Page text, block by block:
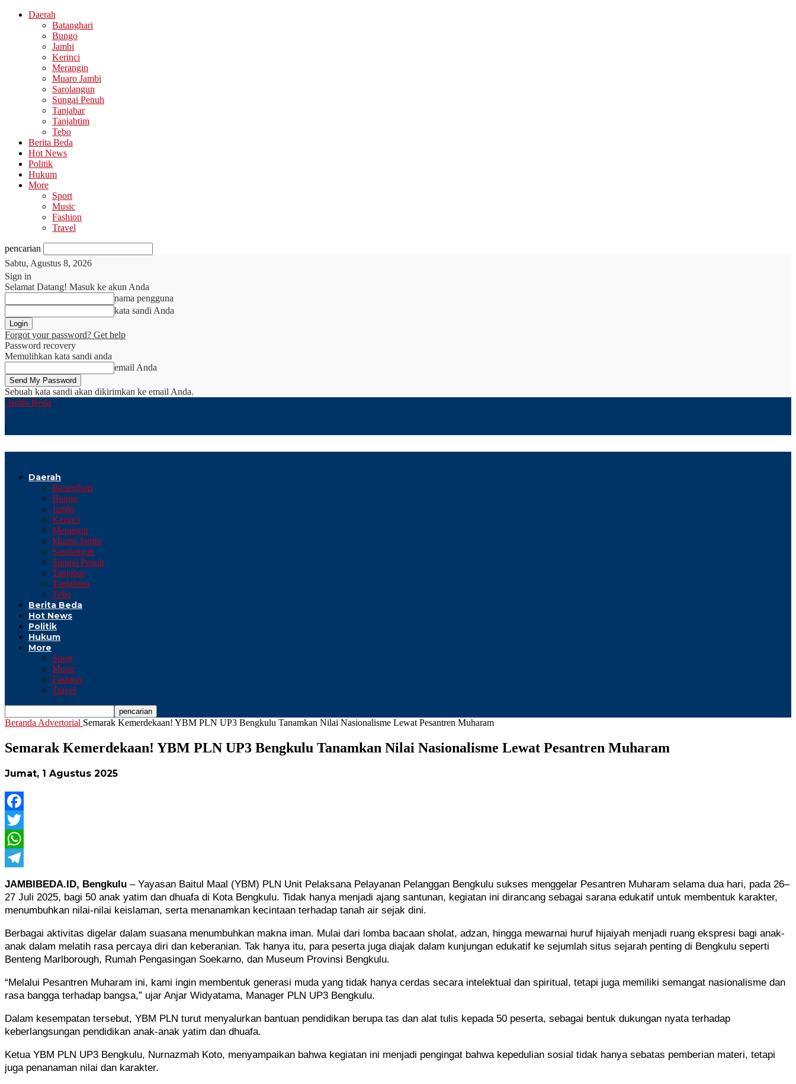
Daerah
Batanghari
Bungo
Jambi
Kerinci
Merangin
Muaro Jambi
Sarolangun
Sungai Penuh
Tanjabar
Tanjabtim
Tebo
Berita Beda
Hot News
Politik
Hukum
More
Sport
Music
Fashion
Travel
pencarian
Sabtu, Agustus 8, 2026
Sign in
Selamat Datang! Masuk ke akun Anda
nama pengguna
kata sandi Anda
Forgot your password? Get help
Password recovery
Memulihkan kata sandi anda
email Anda
Sebuah kata sandi akan dikirimkan ke email Anda.
Jambi Beda
\
Daerah
Batanghari
Bungo
Jambi
Kerinci
Merangin
Muaro Jambi
Sarolangun
Sungai Penuh
Tanjabar
Tanjabtim
Tebo
Berita Beda
Hot News
Politik
Hukum
More
Sport
Music
Fashion
Travel
Beranda Advertorial Semarak Kemerdekaan! YBM PLN UP3 Bengkulu Tanamkan Nilai Nasionalisme Lewat Pesantren Muharam
Semarak Kemerdekaan! YBM PLN UP3 Bengkulu Tanamkan Nilai Nasionalisme Lewat Pesantren Muharam
Jumat, 1 Agustus 2025
Facebook
Twitter
WhatsApp
JAMBIBEDA.ID, Bengkulu – Yayasan Baitul Maal (YBM) PLN Unit Pelaksana Pelayanan Pelanggan Bengkulu sukses menggelar Pesantren Muharam selama dua hari, pada 26–
27 Juli 2025, bagi 50 anak yatim dan dhuafa di Kota Bengkulu. Tidak hanya menjadi ajang santunan, kegiatan ini dirancang sebagai sarana edukatif untuk membentuk karakter,
menumbuhkan nilai-nilai keislaman, serta menanamkan kecintaan terhadap tanah air sejak dini.
Berbagai aktivitas digelar dalam suasana menumbuhkan makna iman. Mulai dari lomba bacaan sholat, adzan, hingga mewarnai huruf hijaiyah menjadi ruang ekspresi bagi anak-
anak dalam melatih rasa percaya diri dan keberanian. Tak hanya itu, para peserta juga diajak dalam kunjungan edukatif ke sejumlah situs sejarah penting di Bengkulu seperti
Benteng Marlborough, Rumah Pengasingan Soekarno, dan Museum Provinsi Bengkulu.
“Melalui Pesantren Muharam ini, kami ingin membentuk generasi muda yang tidak hanya cerdas secara intelektual dan spiritual, tetapi juga memiliki semangat nasionalisme dan
rasa bangga terhadap bangsa,” ujar Anjar Widyatama, Manager PLN UP3 Bengkulu.
Dalam kesempatan tersebut, YBM PLN turut menyalurkan bantuan pendidikan berupa tas dan alat tulis kepada 50 peserta, sebagai bentuk dukungan nyata terhadap
keberlangsungan pendidikan anak-anak yatim dan dhuafa.
Ketua YBM PLN UP3 Bengkulu, Nurnazmah Koto, menyampaikan bahwa kegiatan ini menjadi pengingat bahwa kepedulian sosial tidak hanya sebatas pemberian materi, tetapi
juga penanaman nilai dan karakter.